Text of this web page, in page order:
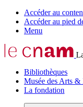
Accéder au
Accéder au pied
Menu
Bibliothèques
Musée des Arts &
La fondation